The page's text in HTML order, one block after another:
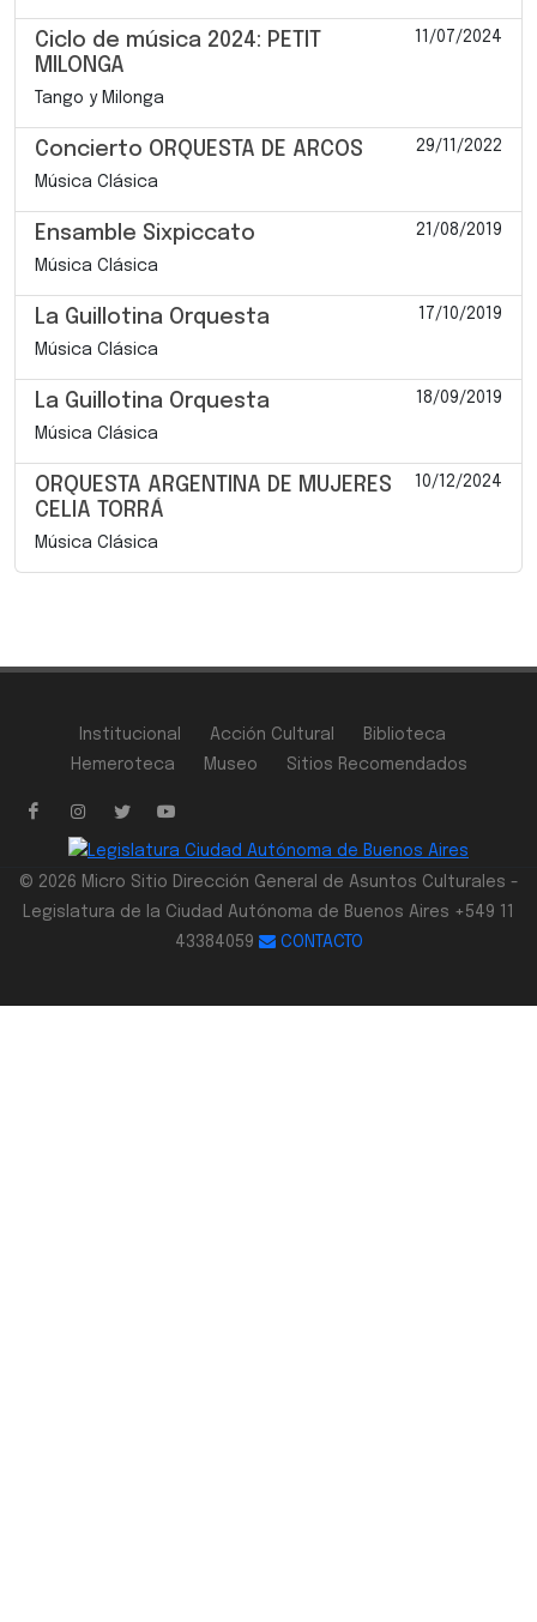
Ciclo de música 2024: PETIT
MILONGA
11/07/2024
Tango y Milonga
Concierto ORQUESTA DE ARCOS 29/11/2022
Música Clásica
Ensamble Sixpiccato 21/08/2019
Música Clásica
La Guillotina Orquesta 17/10/2019
Música Clásica
La Guillotina Orquesta 18/09/2019
Música Clásica
ORQUESTA ARGENTINA DE MUJERES
CELIA TORRÁ
10/12/2024
Música Clásica
Institucional Acción Cultural
Biblioteca
Hemeroteca
Museo Sitios Recomendados
© 2026 Micro Sitio Dirección General de Asuntos Culturales -
Legislatura de la Ciudad Autónoma de Buenos Aires +549 11
43384059
CONTACTO